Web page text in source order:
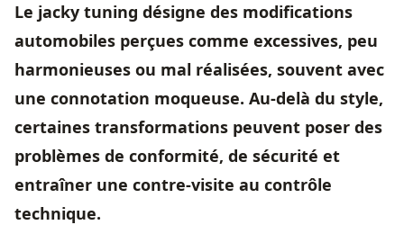
Le jacky tuning désigne des modifications
automobiles perçues comme excessives, peu
harmonieuses ou mal réalisées, souvent avec
une connotation moqueuse. Au-delà du style,
certaines transformations peuvent poser des
problèmes de conformité, de sécurité et
entraîner une contre-visite au contrôle
technique.